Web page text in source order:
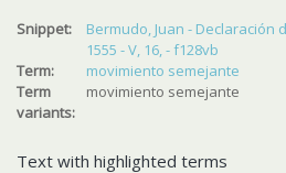
Snippet:
Bermudo, Juan - Declaración
1555 - V, 16, - f128vb
Term:
movimiento semejante
Term
variants:
movimiento semejante
Text with highlighted terms